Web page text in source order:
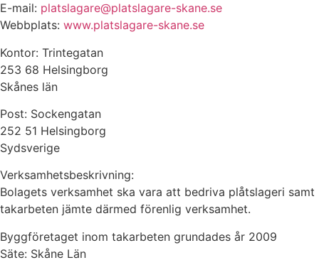
E-mail: platslagare@platslagare-skane.se
Webbplats: www.platslagare-skane.se
Kontor: Trintegatan
253 68 Helsingborg
Skånes län
Post: Sockengatan
252 51 Helsingborg
Sydsverige
Verksamhetsbeskrivning:
Bolagets verksamhet ska vara att bedriva plåtslageri samt
takarbeten jämte därmed förenlig verksamhet.
Byggföretaget inom takarbeten grundades år 2009
Säte: Skåne Län